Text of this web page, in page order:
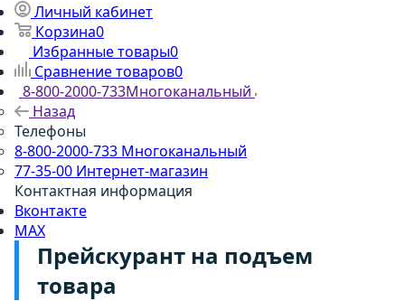
Личный кабинет
Корзина0
Избранные товары0
Сравнение товаров0
8-800-2000-733Многоканальный
Назад
Телефоны
8-800-2000-733 Многоканальный
77-35-00 Интернет-магазин
Контактная информация
Вконтакте
MAX
Прейскурант на подъем
товара